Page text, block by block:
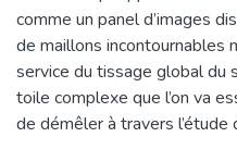
comme un panel d’images
de maillons incontournables
service du tissage global du
toile complexe que l’on va
de démêler à travers